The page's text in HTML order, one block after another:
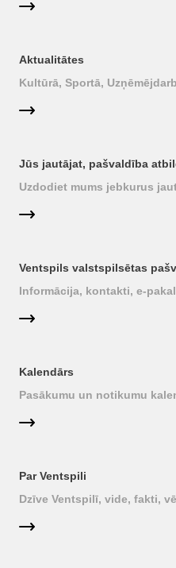
Aktualitātes
Kultūrā, Sportā,
Jūs jautājat, pašvaldība
Uzdodiet mums jebkurus
Ventspils valstspilsētas
Informācija, kontakti, e-
Kalendārs
Pasākumu un notikumu
Par Ventspili
Dzīve Ventspilī, vide, fakti,